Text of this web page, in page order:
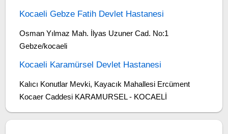
Kocaeli Gebze Fatih Devlet Hastanesi
Osman Yılmaz Mah. İlyas Uzuner Cad. No:1
Gebze/kocaeli
Kocaeli Karamürsel Devlet Hastanesi
Kalıcı Konutlar Mevki, Kayacık Mahallesi Ercüment
Kocaer Caddesi KARAMURSEL - KOCAELİ